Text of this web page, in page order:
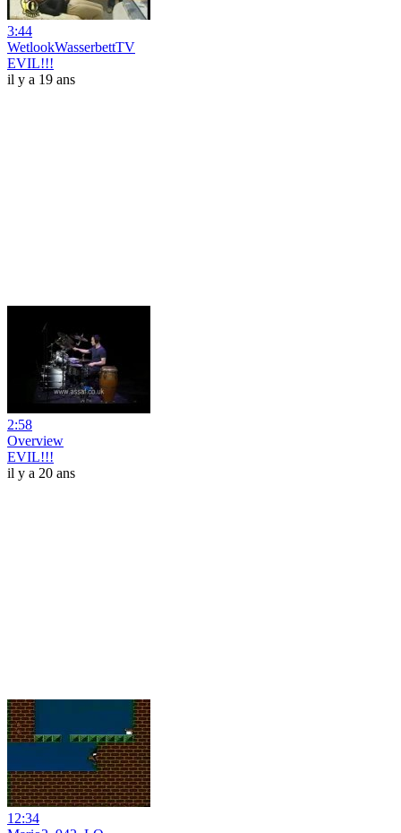
3:44
WetlookWasserbettTV
EVIL!!!
il y a 19 ans
2:58
Overview
EVIL!!!
il y a 20 ans
12:34